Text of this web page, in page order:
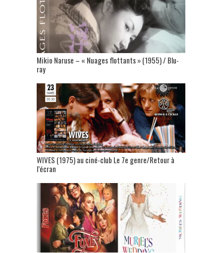
Mikio Naruse – « Nuages flottants » (1955) / Blu-
ray
WIVES (1975) au ciné-club Le 7e genre/Retour à
l’écran